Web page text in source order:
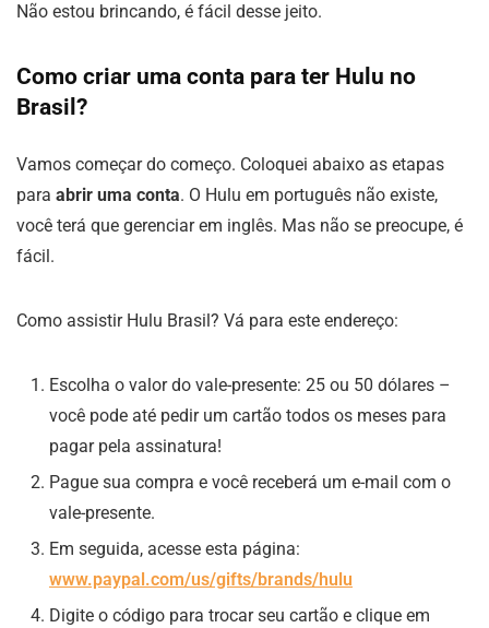
Não estou brincando, é fácil desse jeito.
Como criar uma conta para ter Hulu no
Brasil?
Vamos começar do começo. Coloquei abaixo as etapas
para abrir uma conta. O Hulu em português não existe,
você terá que gerenciar em inglês. Mas não se preocupe, é
fácil.
Como assistir Hulu Brasil? Vá para este endereço:
Escolha o valor do vale-presente: 25 ou 50 dólares –
você pode até pedir um cartão todos os meses para
pagar pela assinatura!
Pague sua compra e você receberá um e-mail com o
vale-presente.
Em seguida, acesse esta página:
www.paypal.com/us/gifts/brands/hulu
Digite o código para trocar seu cartão e clique em